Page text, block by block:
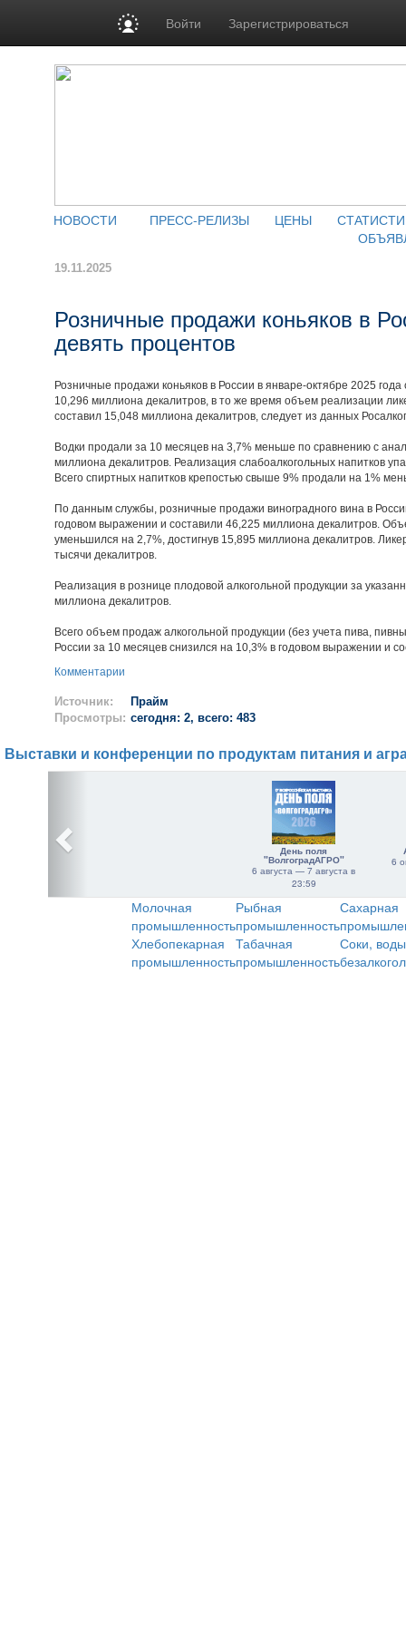
Войти Зарегистрироваться
НОВОСТИ ПРЕСС-РЕЛИЗЫ ЦЕНЫ
19.11.2025
Розничные продажи коньяков в
девять процентов
Розничные продажи коньяков в России в январе-октябре 2025
10,296 миллиона декалитров, в то же время объем реализации
составил 15,048 миллиона декалитров, следует из данных
Водки продали за 10 месяцев на 3,7% меньше по сравнению с
миллиона декалитров. Реализация слабоалкогольных напитков
Всего спиртных напитков крепостью свыше 9% продали на 1%
По данным службы, розничные продажи виноградного вина в
годовом выражении и составили 46,225 миллиона декалитров.
уменьшился на 2,7%, достигнув 15,895 миллиона декалитров.
тысячи декалитров.
Реализация в рознице плодовой алкогольной продукции за
миллиона декалитров.
Всего объем продаж алкогольной продукции (без учета пива,
России за 10 месяцев снизился на 10,3% в годовом выражении и
Комментарии
Источник:
Прайм
Просмотры: сегодня: 2, всего: 483
Выставки и конференции по продуктам питания и
День поля
"ВолгоградАГРО"
6 августа — 7 августа в
23:59
6
Молочная
промышленность
Рыбная
промышленность
Сахарная
Хлебопекарная
промышленность
Табачная
промышленность
Соки,